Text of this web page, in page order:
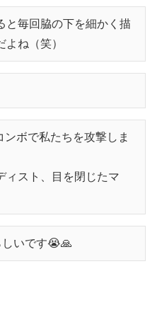
と毎回脇の下を細かく描
ね（笑）
ボで私たちを攻撃しま
ィスト、目を閉じたマ
いです😭🙏